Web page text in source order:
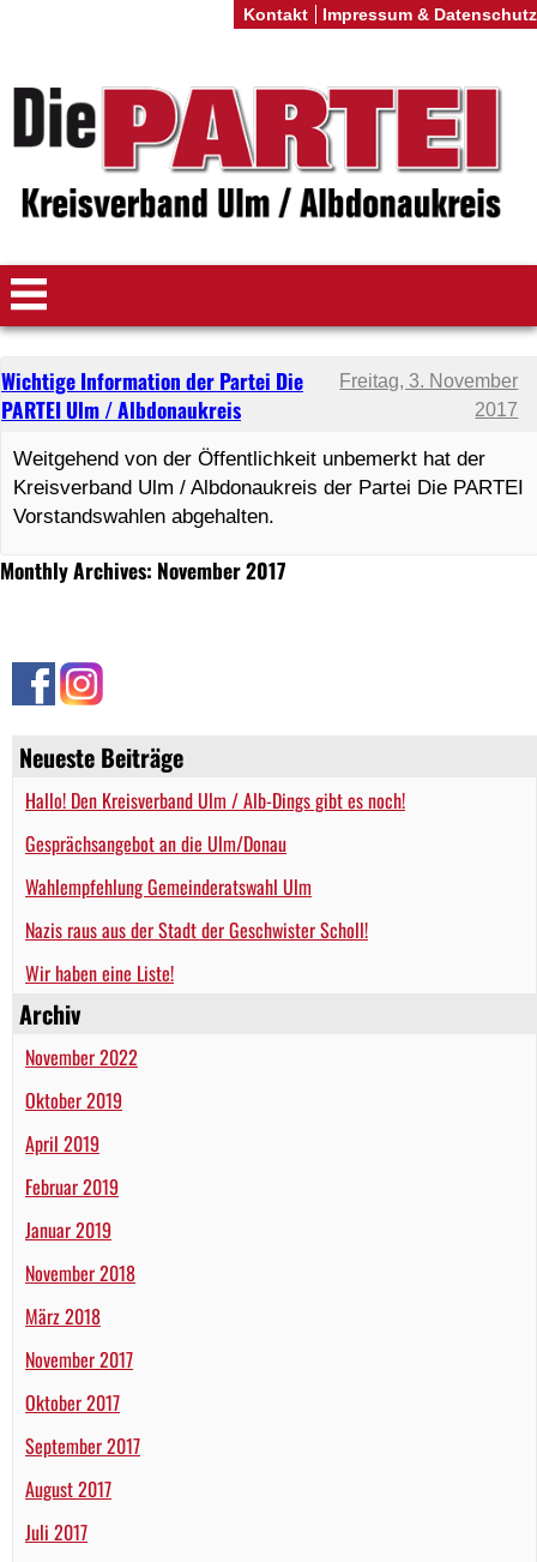
Neueste Beiträge
Hallo! Den Kreisverband Ulm / Alb-Dings gibt es noch!
Gesprächsangebot an die Ulm/Donau
Wahlempfehlung Gemeinderatswahl Ulm
Nazis raus aus der Stadt der Geschwister Scholl!
Wir haben eine Liste!
Archiv
November 2022
Oktober 2019
April 2019
Februar 2019
Januar 2019
November 2018
März 2018
November 2017
Oktober 2017
September 2017
August 2017
Juli 2017
Monthly Archives: November 2017
Wichtige Information der Partei Die
PARTEI Ulm / Albdonaukreis
Freitag, 3. November
2017
Weitgehend von der Öffentlichkeit unbemerkt hat der
Kreisverband Ulm / Albdonaukreis der Partei Die PARTEI
Vorstandswahlen abgehalten.
Kontakt Impressum & Datenschutz